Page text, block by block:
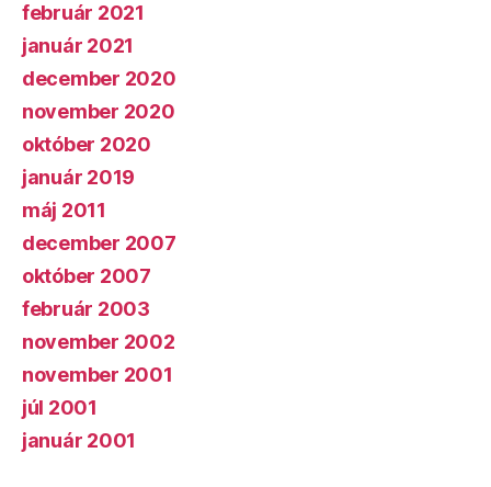
február 2021
január 2021
december 2020
november 2020
október 2020
január 2019
máj 2011
december 2007
október 2007
február 2003
november 2002
november 2001
júl 2001
január 2001